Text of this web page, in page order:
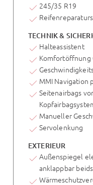
245/35 R19
TECHNIK &
Halteassistent
Komfortöffnung
MMI Navigation
Seitenairbags
Manueller
Servolenkung
EXTERIEUR
Außenspiegel
anklappbar